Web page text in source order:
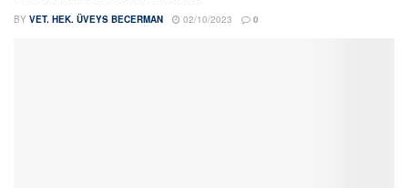
BY VET. HEK. ÜVEYS BECERMAN 02/10/2023 0